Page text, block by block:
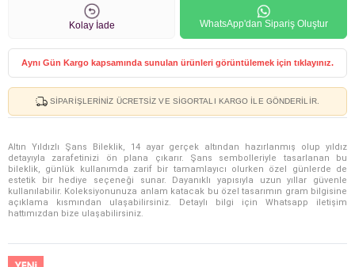
Kolay İade WhatsApp'dan Sipariş Oluştur
Aynı Gün Kargo kapsamında sunulan ürünleri görüntülemek için tıklayınız.
SIPARIŞLERINIZ ÜCRETSIZ VE SIGORTALI KARGO ILE GÖNDERILIR.
Altın Yıldızlı Şans Bileklik, 14 ayar gerçek altından hazırlanmış olup yıldız
detayıyla zarafetinizi ön plana çıkarır. Şans sembolleriyle tasarlanan bu
bileklik, günlük kullanımda zarif bir tamamlayıcı olurken özel günlerde de
estetik bir hediye seçeneği sunar. Dayanıklı yapısıyla uzun yıllar güvenle
kullanılabilir. Koleksiyonunuza anlam katacak bu özel tasarımın gram bilgisine
açıklama kısmından ulaşabilirsiniz. Detaylı bilgi için Whatsapp iletişim
hattımızdan bize ulaşabilirsiniz.